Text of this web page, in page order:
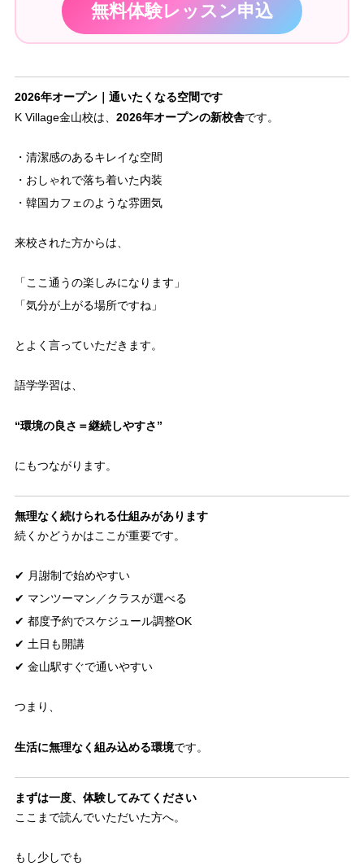
無料体験レッスン申込
2026年オープン｜通いたくなる空間です
K Village金山校は、 2026年オープンの新校舎です。
・清潔感のあるキレイな空間
・おしゃれで落ち着いた内装
・韓国カフェのような雰囲気
来校された方からは、
「ここ通うの楽しみになります」
「気分が上がる場所ですね」
とよく言っていただきます。
語学学習は、
“環境の良さ＝継続しやすさ”
にもつながります。
無理なく続けられる仕組みがあります
続くかどうかはここが重要です。
✔ 月謝制で始めやすい
✔ マンツーマン／クラスが選べる
✔ 都度予約でスケジュール調整OK
✔ 土日も開講
✔ 金山駅すぐで通いやすい
つまり、
生活に無理なく組み込める環境です。
まずは一度、体験してみてください
ここまで読んでいただいた方へ。
もし少しでも